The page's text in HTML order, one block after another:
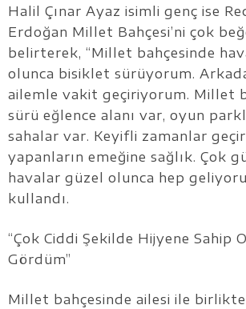
Halil Çınar Ayaz isimli genç ise
Erdoğan Millet Bahçesi’ni çok
belirterek, “Millet bahçesinde
olunca bisiklet sürüyorum.
ailemle vakit geçiriyorum. Millet
sürü eğlence alanı var, oyun
sahalar var. Keyifli zamanlar
yapanların emeğine sağlık. Çok
havalar güzel olunca hep
kullandı.
“Çok Ciddi Şekilde Hijyene Sahip
Gördüm”
Millet bahçesinde ailesi ile